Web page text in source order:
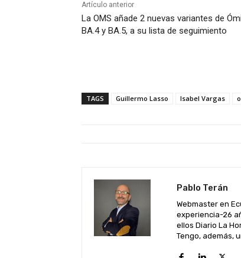
Artículo anterior
La OMS añade 2 nuevas variantes de
BA.4 y BA.5, a su lista de seguimiento
TAGS Guillermo Lasso Isabel Vargas
Pablo Terán
Webmaster en
experiencia-26
ellos Diario La
Tengo, además,